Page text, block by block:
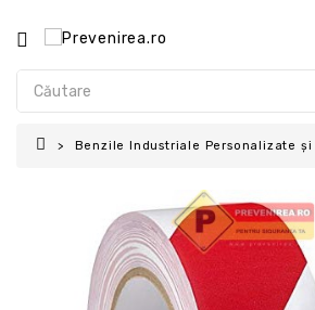
Benzile Industriale Personalizate și